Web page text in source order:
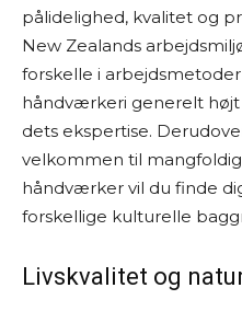
pålidelighed, kvalitet og
New Zealands
forskelle i
håndværkeri generelt
dets ekspertise.
velkommen til
håndværker vil du finde
forskellige kulturelle
Livskvalitet og